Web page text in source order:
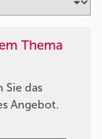
Thema
Sie das
Angebot.